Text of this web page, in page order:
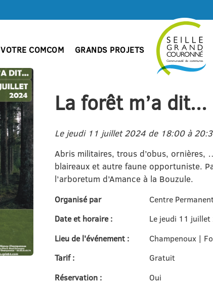
VOTRE COMCOM GRANDS PROJETS
La forêt m’a dit...
Le jeudi 11 juillet 2024 de 18:00 à
Abris militaires, trous d’obus,
blaireaux et autre faune opportuniste.
l’arboretum d’Amance à la Bouzule.
Organisé par
Centre
Date et horaire :
Le jeudi 11
Lieu de l'événement :
Champenoux |
Tarif :
Gratuit
Réservation :
Oui